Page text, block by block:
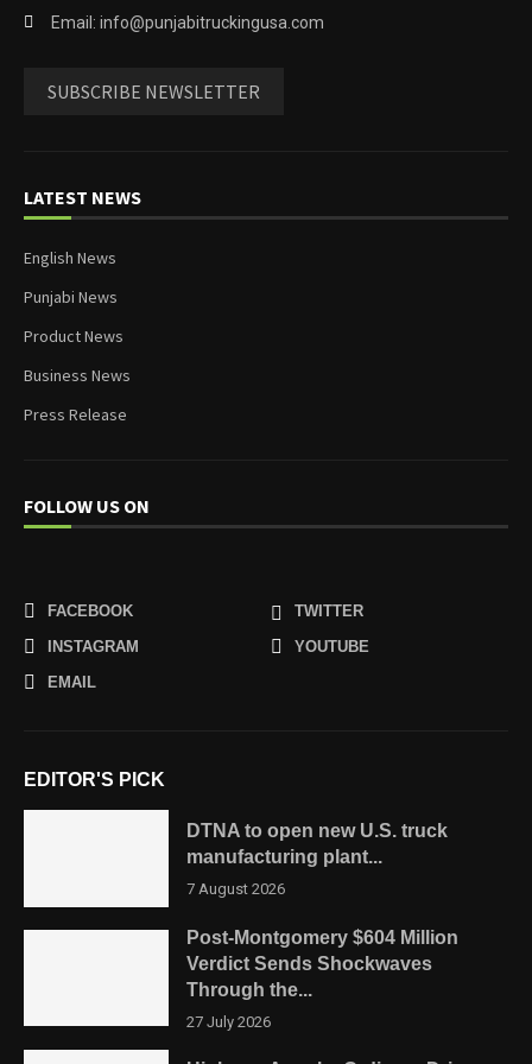
Email: info@punjabitruckingusa.com
SUBSCRIBE NEWSLETTER
LATEST NEWS
English News
Punjabi News
Product News
Business News
Press Release
FOLLOW US ON
FACEBOOK
TWITTER
INSTAGRAM
YOUTUBE
EMAIL
EDITOR'S PICK
DTNA to open new U.S. truck
manufacturing plant...
7 August 2026
Post-Montgomery $604 Million
Verdict Sends Shockwaves
Through the...
27 July 2026